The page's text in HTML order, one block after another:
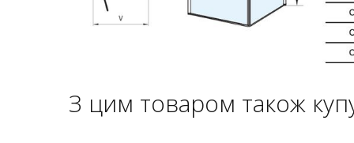
З цим товаром також